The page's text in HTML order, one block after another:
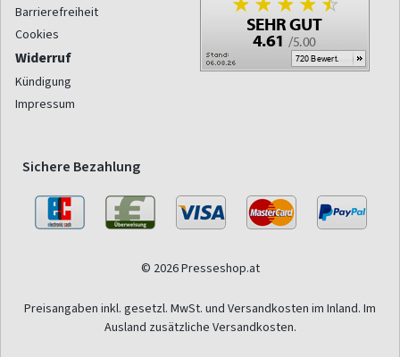
Barrierefreiheit
Cookies
Widerruf
Kündigung
Impressum
Sichere Bezahlung
© 2026 Presseshop.at
Preisangaben inkl. gesetzl. MwSt. und Versandkosten im Inland. Im
Ausland zusätzliche Versandkosten.